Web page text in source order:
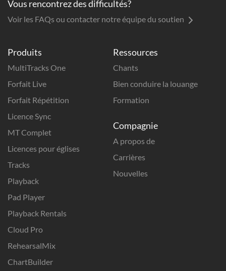
Produits
MultiTracks One
Forfait Live
Forfait Répétition
Licence Sync
MT Complet
Licences pour églises
Tracks
Playback
Pad Player
Playback Rentals
Cloud Pro
RehearsalMix
ChartBuilder
Ressources
Chants
Bien conduire la louange
Formation
Compagnie
A propos de
Carrières
Nouvelles
Vous rencontrez des difficultés?
Voir les FAQs ou contacter notre équipe du soutien